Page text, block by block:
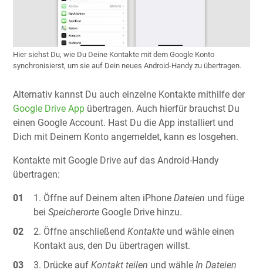
Hier siehst Du, wie Du Deine Kontakte mit dem Google Konto
synchronisierst, um sie auf Dein neues Android-Handy zu übertragen.
Alternativ kannst Du auch einzelne Kontakte mithilfe der
Google Drive App übertragen. Auch hierfür brauchst Du
einen Google Account. Hast Du die App installiert und
Dich mit Deinem Konto angemeldet, kann es losgehen.
Kontakte mit Google Drive auf das Android-Handy
übertragen:
Öffne auf Deinem alten iPhoneDateien und füge
beiSpeicherorte Google Drive hinzu.
Öffne anschließendKontakte und wähle einen
Kontakt aus, den Du übertragen willst.
Drücke aufKontakt teilen und wähle In Dateien